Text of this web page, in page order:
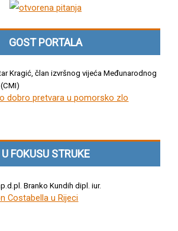
GOST PORTALA
Kragić, član izvršnog vijeća Međunarodnog
dobro pretvara u pomorsko zlo
U FOKUSU STRUKE
Branko Kundih dipl. iur.
Costabella u Rijeci